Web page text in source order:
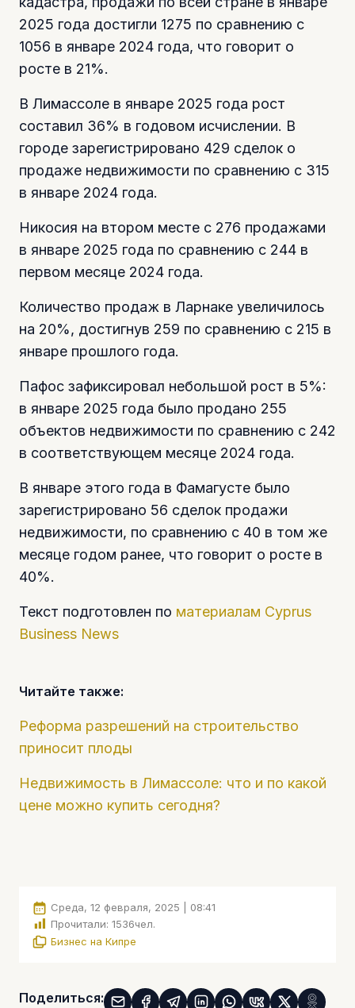
2025 года достигли 1275 по сравнению с
1056 в январе 2024 года, что говорит о
росте в 21%.
В Лимассоле в январе 2025 года рост
составил 36% в годовом исчислении. В
городе зарегистрировано 429 сделок о
продаже недвижимости по сравнению с 315
в январе 2024 года.
Никосия на втором месте с 276 продажами
в январе 2025 года по сравнению с 244 в
первом месяце 2024 года.
Количество продаж в Ларнаке увеличилось
на 20%, достигнув 259 по сравнению с 215 в
январе прошлого года.
Пафос зафиксировал небольшой рост в 5%:
в январе 2025 года было продано 255
объектов недвижимости по сравнению с 242
в соответствующем месяце 2024 года.
В январе этого года в Фамагусте было
зарегистрировано 56 сделок продажи
недвижимости, по сравнению с 40 в том же
месяце годом ранее, что говорит о росте в
40%.
Текст подготовлен по материалам Cyprus
Business News
Читайте также:
Реформа разрешений на строительство
приносит плоды
Недвижимость в Лимассоле: что и по какой
цене можно купить сегодня?
Среда, 12 февраля, 2025 | 08:41
Прочитали: 1536чел.
Бизнес на Кипре
Поделиться: